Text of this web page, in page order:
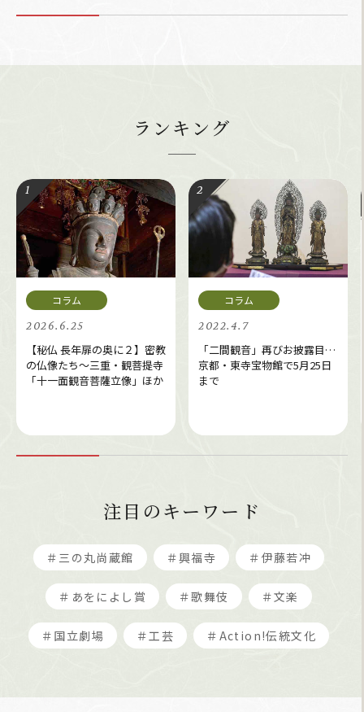
ランキング
2026.6.25
【秘仏 長年扉の奥に２】密教
の仏像たち～三重・観菩提寺
「十一面観音菩薩立像」ほか
2022.4.7
「二間観音」再びお披露目…
京都・東寺宝物館で5月25日
まで
注目のキーワード
＃三の丸尚蔵館 ＃興福寺 ＃伊藤若冲
＃あをによし賞 ＃歌舞伎 ＃文楽
＃国立劇場 ＃工芸 ＃Action!伝統文化